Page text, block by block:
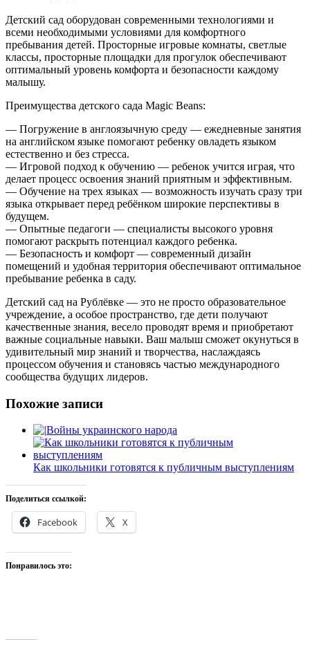
Детский сад оборудован современными технологиями и
всеми необходимыми условиями для комфортного
пребывания детей. Просторные игровые комнаты, светлые
классы, просторные площадки для прогулок обеспечивают
оптимальный уровень комфорта и безопасности каждому
малышу.
Преимущества детского сада Magic Beans:
— Погружение в англоязычную среду — ежедневные занятия
на английском языке помогают ребенку овладеть языком
естественно и без стресса.
— Игровой подход к обучению — ребенок учится играя, что
делает процесс освоения знаний приятным и эффективным.
— Обучение на трех языках — возможность изучать сразу три
языка открывает перед ребёнком широкие перспективы в
будущем.
— Опытные педагоги — специалисты высокого уровня
помогают раскрыть потенциал каждого ребенка.
— Безопасность и комфорт — современный дизайн
помещений и удобная территория обеспечивают оптимальное
пребывание ребенка в саду.
Детский сад на Рублёвке — это не просто образовательное
учреждение, а особое пространство, где дети получают
качественные знания, весело проводят время и приобретают
важные социальные навыки. Ваш малыш сможет окунуться в
удивительный мир знаний и творчества, наслаждаясь
процессом обучения и становясь частью международного
сообщества будущих лидеров.
Похожие записи
Войны украинского народа
Как школьники готовятся к публичным выступлениям
Поделиться ссылкой:
Facebook X
Понравилось это: